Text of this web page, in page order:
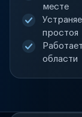
месте
простоя
области